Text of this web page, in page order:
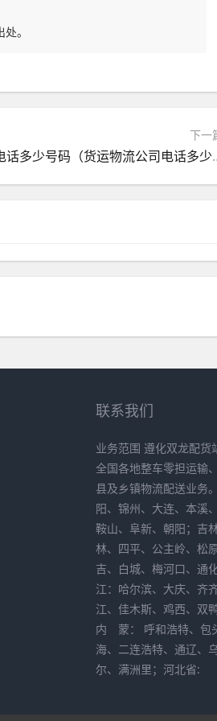
。
下一
货运物流公司电
联系我们
业务范围 遵化双龙配货
全国各地整车零担运输
县及乡镇物流配送业务
阳、锦州、大连、本溪
鞍山、阜新、朝阳；吉
林、四平、公主岭、松
吉、白城、梅河口、通
江：哈尔滨、大庆、齐
江、佳木斯、鸡西、双
内 蒙： 呼和浩特、包
海、二连浩特、通辽、
尔、满洲里；河北省: